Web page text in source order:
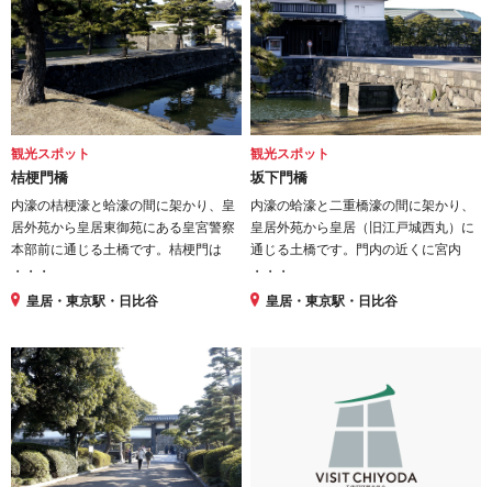
観光スポット
桔梗門橋
内濠の桔梗濠と蛤濠の間に架かり、皇
居外苑から皇居東御苑にある皇宮警察
本部前に通じる土橋です。桔梗門は
・・・
皇居・東京駅・日比谷
観光スポット
坂下門橋
内濠の蛤濠と二重橋濠の間に架かり、
皇居外苑から皇居（旧江戸城西丸）に
通じる土橋です。門内の近くに宮内
・・・
皇居・東京駅・日比谷